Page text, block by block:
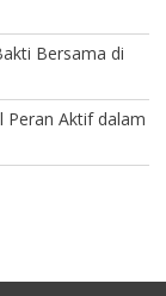
Bersama di
Peran Aktif dalam